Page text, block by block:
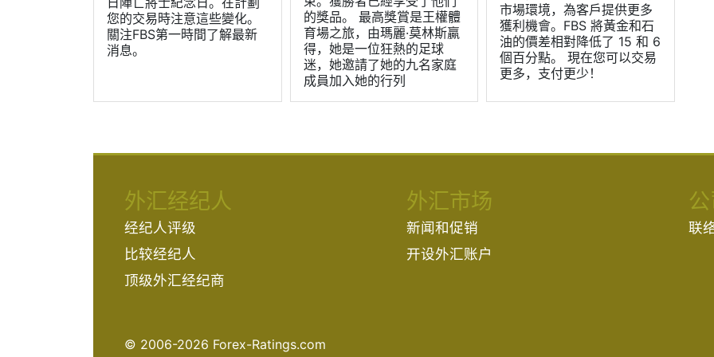
您的交易時注意這些變化。
關注FBS第一時間了解最新
消息。
的獎品。 最高獎賞是王權體
育場之旅，由瑪麗·莫林斯贏
得，她是一位狂熱的足球
迷，她邀請了她的九名家庭
成員加入她的行列
市場環境，為客戶提供更多
獲利機會。FBS 將黃金和石
油的價差相對降低了 15 和 6
個百分點。 現在您可以交易
更多，支付更少！
外汇经纪人
经纪人评级
比较经纪人
顶级外汇经纪商
外汇市场
新闻和促销
开设外汇账户
联
© 2006-2026 Forex-Ratings.com